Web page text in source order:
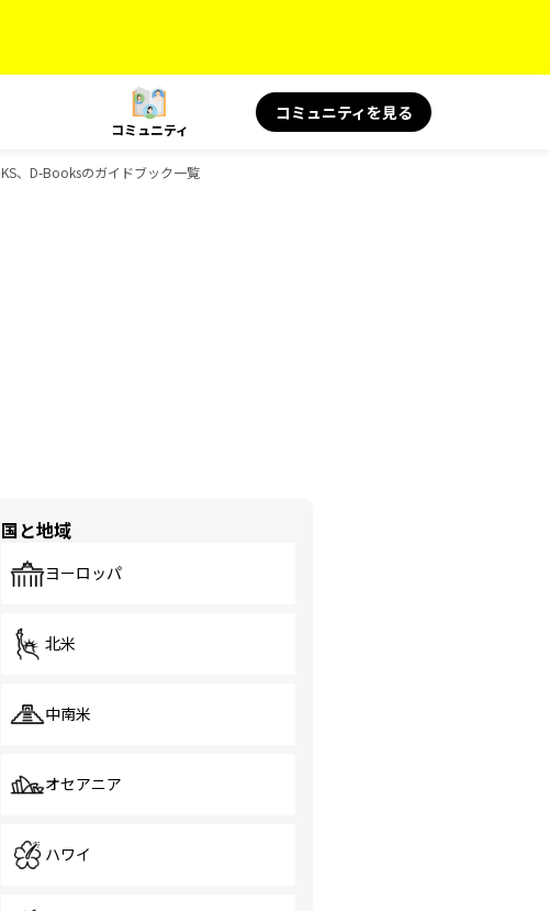
コミュニティ
コミュニティを見る
、D-Booksのガイドブック一覧
国と地域
ヨーロッパ
北米
中南米
オセアニア
ハワイ